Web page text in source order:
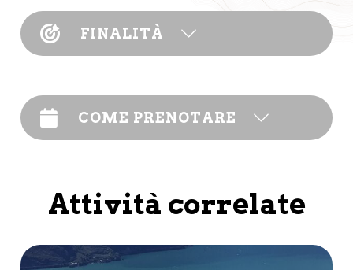
FINALITÀ
COME PRENOTARE
Attività correlate